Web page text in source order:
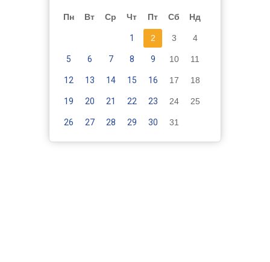
Пн Вт Ср Чт Пт Сб Нд
1 2 3 4
5 6 7 8 9 10 11
12 13 14 15 16 17 18
19 20 21 22 23 24 25
26 27 28 29 30 31